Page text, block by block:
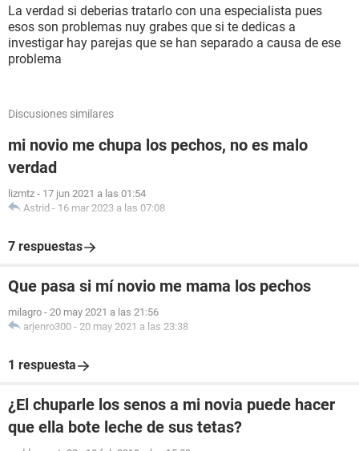
La verdad si deberias tratarlo con una especialista pues
esos son problemas nuy grabes que si te dedicas a
investigar hay parejas que se han separado a causa de ese
problema
Discusiones similares
mi novio me chupa los pechos, no es malo
verdad
lizmtz - 17 jun 2021 a las 01:54
Astrid - 16 mar 2023 a las 07:08
7 respuestas
Que pasa si mí novio me mama los pechos
milagro - 20 may 2021 a las 21:56
arjenro300 - 20 may 2021 a las 23:38
1 respuesta
¿El chuparle los senos a mi novia puede hacer
que ella bote leche de sus tetas?